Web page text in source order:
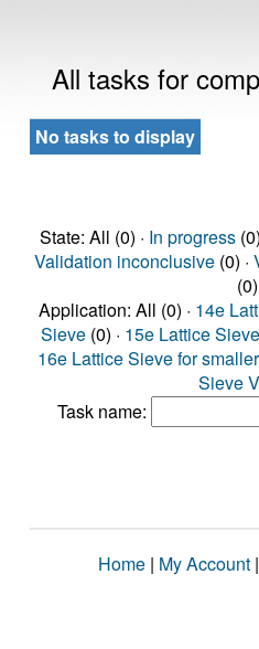
All tasks for
No tasks to display
State: All (0) · In progress
Validation inconclusive(0) ·
(0)
Application: All (0) · 14e
Sieve (0) · 15e Lattice
16e Lattice Sieve for
Sieve
Task name:
Home | My Account |